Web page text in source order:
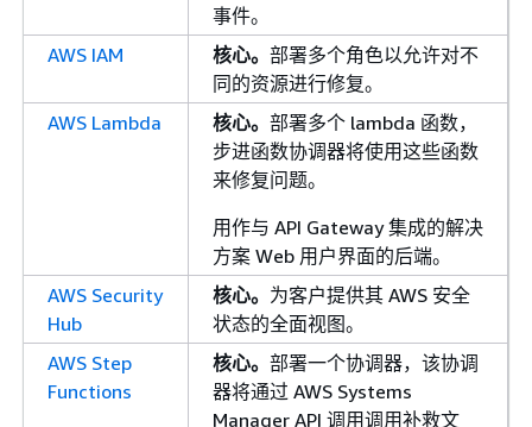
事件。
AWS IAM
核心。 部署多个角色以允许对不
同的资源进行修复。
AWS Lambda
核心。 部署多个 lambda 函数，
步进函数协调器将使用这些函数
来修复问题。
用作与 API Gateway 集成的解决
方案 Web 用户界面的后端。
AWS Security
Hub
核心。 为客户提供其 AWS 安全
状态的全面视图。
AWS Step
Functions
核心。 部署一个协调器，该协调
器将通过 AWS Systems
Manager API 调用调用补救文